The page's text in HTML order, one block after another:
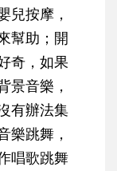
兒按摩，
幫助；開
奇，如果
景音樂，
有辦法集
樂跳舞，
唱歌跳舞